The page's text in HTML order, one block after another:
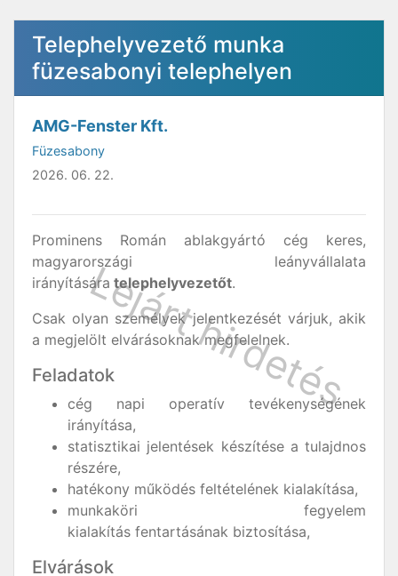
Telephelyvezető munka
füzesabonyi telephelyen
AMG-Fenster Kft.
Füzesabony
2026. 06. 22.
Prominens Román ablakgyártó cég keres,
magyarországi leányvállalata
irányítására telephelyvezetőt.
Csak olyan személyek jelentkezését várjuk, akik
a megjelölt elvárásoknak megfelelnek.
Feladatok
cég napi operatív tevékenységének
irányítása,
statisztikai jelentések készítése a tulajdnos
részére,
hatékony működés feltételének kialakítása,
munkaköri fegyelem
kialakítás fentartásának biztosítása,
Elvárások